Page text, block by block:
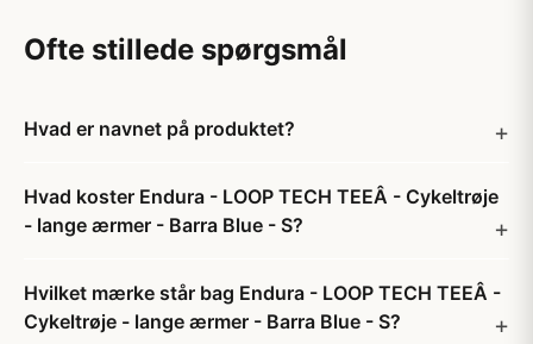
Ofte stillede spørgsmål
Hvad er navnet på produktet?
Hvad koster Endura - LOOP TECH TEEÂ - Cykeltrøje
- lange ærmer - Barra Blue - S?
Hvilket mærke står bag Endura - LOOP TECH TEEÂ -
Cykeltrøje - lange ærmer - Barra Blue - S?